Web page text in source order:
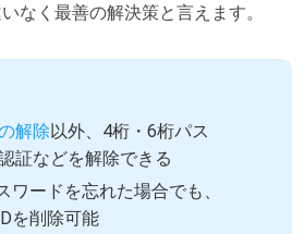
なく最善の解決策と言えます。
解除以外、4桁・6桁パス
証などを解除できる
ワードを忘れた場合でも、
を削除可能